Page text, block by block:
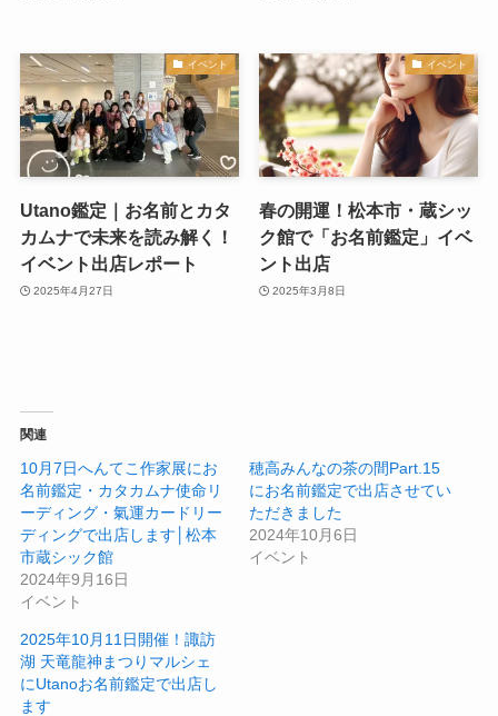
イベント
Utano鑑定｜お名前とカタ
カムナで未来を読み解く！
イベント出店レポート
2025年4月27日
イベント
春の開運！松本市・蔵シッ
ク館で「お名前鑑定」イベ
ント出店
2025年3月8日
関連
10月7日へんてこ作家展にお
名前鑑定・カタカムナ使命リ
ーディング・氣運カードリー
ディングで出店します│松本
市蔵シック館
2024年9月16日
イベント
穂高みんなの茶の間Part.15
にお名前鑑定で出店させてい
ただきました
2024年10月6日
イベント
2025年10月11日開催！諏訪
湖 天竜龍神まつりマルシェ
にUtanoお名前鑑定で出店し
ます